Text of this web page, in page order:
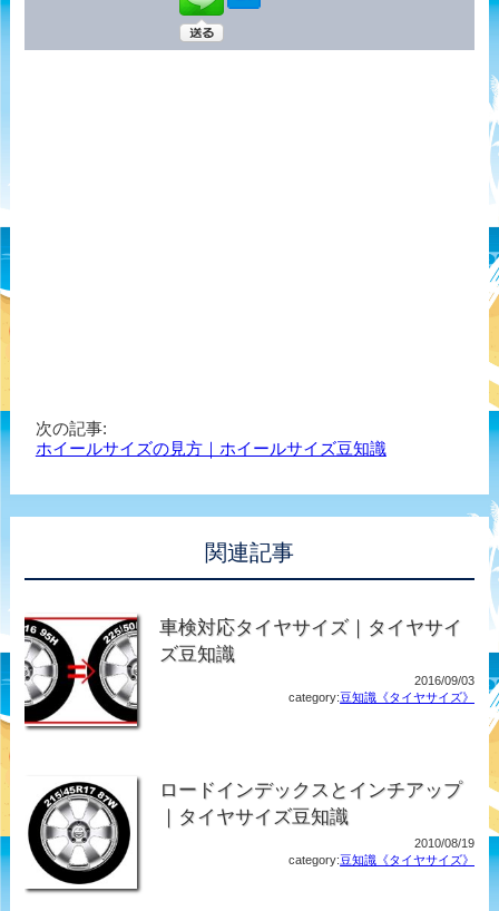
次の記事:
ホイールサイズの見方｜ホイールサイズ豆知識
関連記事
車検対応タイヤサイズ｜タイヤサイ
ズ豆知識
2016/09/03
category:豆知識《タイヤサイズ》
ロードインデックスとインチアップ
｜タイヤサイズ豆知識
2010/08/19
category:豆知識《タイヤサイズ》